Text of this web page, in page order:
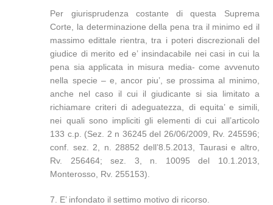
Per giurisprudenza costante di questa Suprema
Corte, la determinazione della pena tra il minimo ed il
massimo edittale rientra, tra i poteri discrezionali del
giudice di merito ed e’ insindacabile nei casi in cui la
pena sia applicata in misura media- come avvenuto
nella specie – e, ancor piu’, se prossima al minimo,
anche nel caso il cui il giudicante si sia limitato a
richiamare criteri di adeguatezza, di equita’ e simili,
nei quali sono impliciti gli elementi di cui all’articolo
133 c.p. (Sez. 2 n 36245 del 26/06/2009, Rv. 245596;
conf. sez. 2, n. 28852 dell’8.5.2013, Taurasi e altro,
Rv. 256464; sez. 3, n. 10095 del 10.1.2013,
Monterosso, Rv. 255153).
7. E’ infondato il settimo motivo di ricorso.